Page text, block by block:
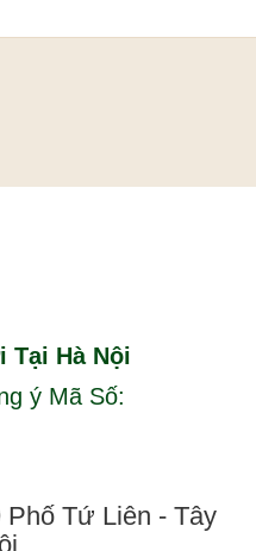
Tại Hà Nội
ý Mã Số:
Phố Tứ Liên - Tây